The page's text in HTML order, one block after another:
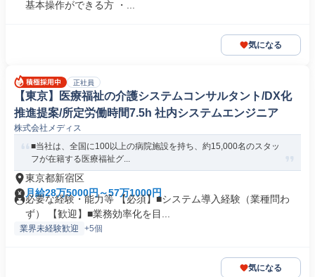
基本操作ができる方 ・...
気になる
正社員
【東京】医療福祉の介護システムコンサルタント/DX化
推進提案/所定労働時間7.5h 社内システムエンジニア
株式会社メディス
■当社は、全国に100以上の病院施設を持ち、約15,000名のスタッ
フが在籍する医療福祉グ...
東京都新宿区
月給28万5000円～57万1000円
必要な経験・能力等 【必須】■システム導入経験（業種問わ
ず） 【歓迎】■業務効率化を目...
業界未経験歓迎 +5個
気になる